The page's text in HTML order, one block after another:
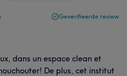
Geverifieerde review
dans un espace clean et
De plus, cet institut